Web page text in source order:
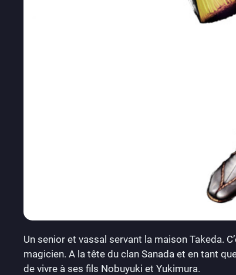
Un senior et vassal servant la maison Takeda.
magicien. A la tête du clan Sanada et en tant
de vivre à ses fils Nobuyuki et Yukimura.